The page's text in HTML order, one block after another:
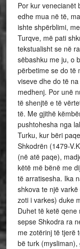
Por kur venecianët
edhe mua në të,
ishte shpërblimi,
Turqve, më pati
tekstualisht se në
sëbashku me ju, o
përbetime se do të
viseve dhe do të
medhenj. Por unë
të shenjtë e të
të. Me gjithë
pushtohesha nga
Turku, kur bëri
Shkodrën (1479-
(në atë paqe),
këtë më bënë me
të arratisesha. Ika
shkova te një
zoti i varkes) duke
Duhet të ketë
sepse Shkodra ra
me zotërinj të tjerë
bë turk